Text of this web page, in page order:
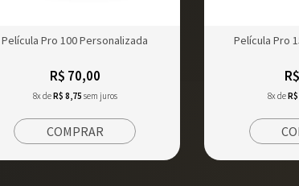
Película Pro 100 Personalizada
R$ 70,00
8x deR$ 8,75 sem juros
COMPRAR
Película Pro
8x de